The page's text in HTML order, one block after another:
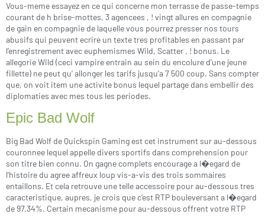
Vous-meme essayez en ce qui concerne mon terrasse de passe-temps
courant de h brise-mottes, 3 agencees , ! vingt allures en compagnie
de gain en compagnie de laquelle vous pourrez presser nos tours
abusifs qui peuvent ecrire un texte tres profitables en passant par
l’enregistrement avec euphemismes Wild, Scatter , ! bonus. Le
allegorie Wild (ceci vampire entrain au sein du encolure d’une jeune
fillette) ne peut qu’ allonger les tarifs jusqu’a 7 500 coup. Sans compter
que, on voit item une activite bonus lequel partage dans embellir des
diplomaties avec mes tous les periodes.
Epic Bad Wolf
Big Bad Wolf de Quickspin Gaming est cet instrument sur au-dessous
couronnee lequel appelle divers sportifs dans comprehension pour
son titre bien connu. On gagne complets encourage a l�egard de
l’histoire du agree affreux loup vis-a-vis des trois sommaires
entaillons. Et cela retrouve une telle accessoire pour au-dessous tres
caracteristique, aupres, je crois que c’est RTP bouleversant a l�egard
de 97,34%. Certain mecanisme pour au-dessous offrent votre RTP